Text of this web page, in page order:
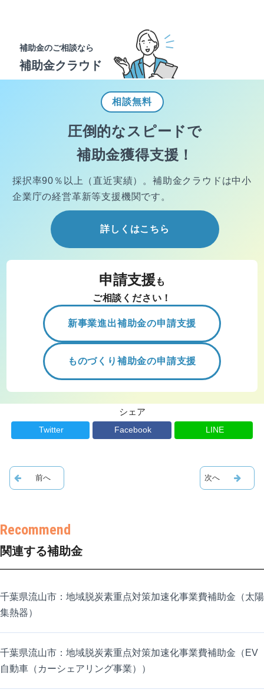
補助金のご相談なら
補助金クラウド
相談無料
圧倒的なスピードで
補助金獲得支援！
採択率90％以上（直近実績）。 補助金クラウドは中小
企業庁の経営革新等支援機関です。
詳しくはこちら
申請支援 も
ご相談ください！
新事業進出補助金の申請支援
ものづくり補助金の申請支援
シェア
Twitter Facebook LINE
関連する補助金
千葉県流山市：地域脱炭素重点対策加速化事業費補助金（太陽
集熱器）
千葉県流山市：地域脱炭素重点対策加速化事業費補助金（EV
自動車（カーシェアリング事業））